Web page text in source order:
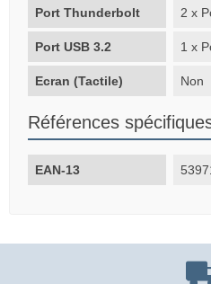
Port Thunderbolt 2 x
Port USB 3.2 1 x
Ecran (Tactile) Non
Références
EAN-13